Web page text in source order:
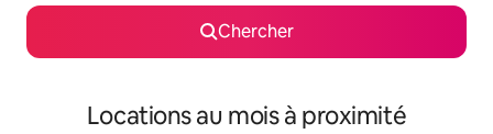
Chercher
Locations au mois à proximité